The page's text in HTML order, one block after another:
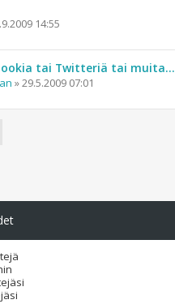
14:55
tai Twitteriä tai muita...
»29.5.2009 07:01